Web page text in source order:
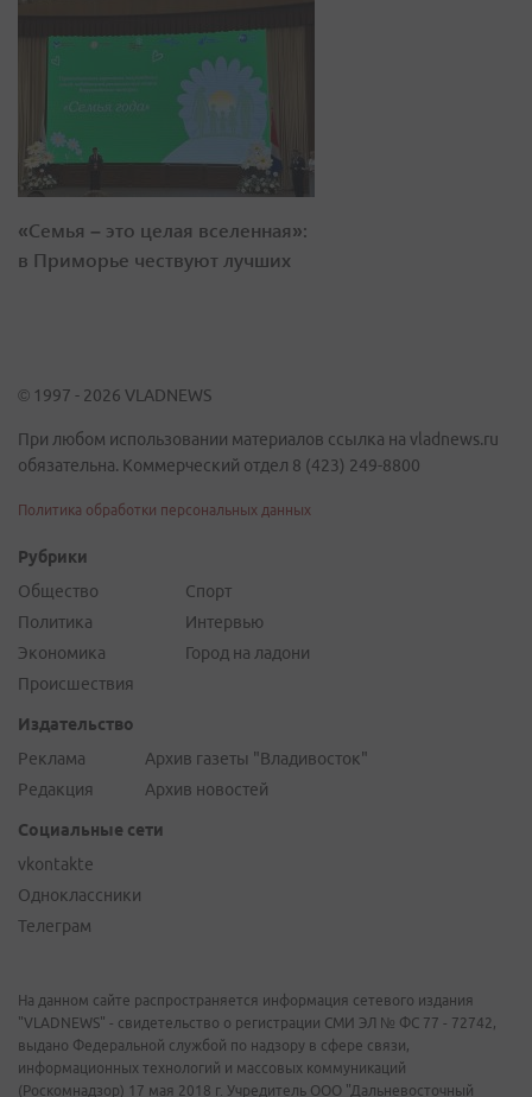
«Семья – это целая вселенная»:
в Приморье чествуют лучших
© 1997 - 2026 VLADNEWS
При любом использовании материалов ссылка на vladnews.ru
обязательна. Коммерческий отдел 8 (423) 249-8800
Политика обработки персональных данных
Рубрики
Общество
Политика
Экономика
Происшествия
Спорт
Интервью
Город на ладони
Издательство
Реклама
Редакция
Архив газеты "Владивосток"
Архив новостей
Социальные сети
vkontakte
Одноклассники
Телеграм
На данном сайте распространяется информация сетевого издания
"VLADNEWS" - свидетельство о регистрации СМИ ЭЛ № ФС 77 - 72742,
выдано Федеральной службой по надзору в сфере связи,
информационных технологий и массовых коммуникаций
(Роскомнадзор) 17 мая 2018 г. Учредитель ООО "Дальневосточный